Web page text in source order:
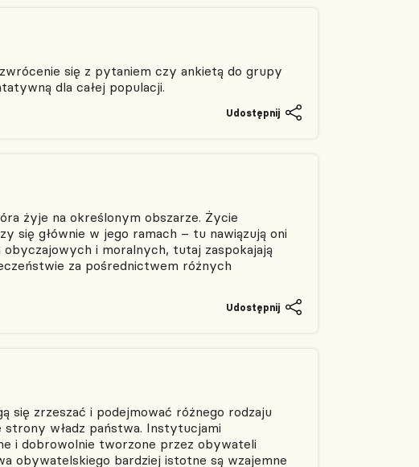
się z pytaniem czy ankietą do grupy
dla całej populacji.
Udostępnij
żyje na określonym obszarze. Życie
się głównie w jego ramach – tu nawiązują oni
i moralnych, tutaj zaspokajają
za pośrednictwem różnych
Udostępnij
zrzeszać i podejmować różnego rodzaju
strony władz państwa. Instytucjami
i dobrowolnie tworzone przez obywateli
obywatelskiego bardziej istotne są wzajemne